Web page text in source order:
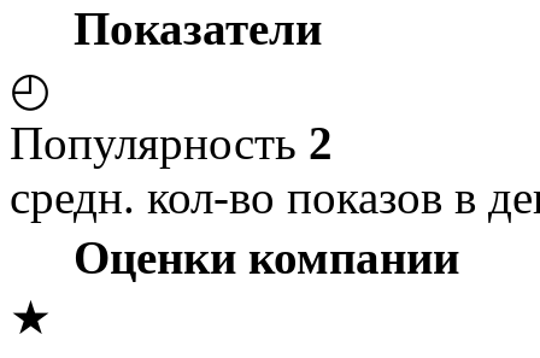
Показатели
◴
Популярность 2
средн. кол-во показов в
Оценки компании
★